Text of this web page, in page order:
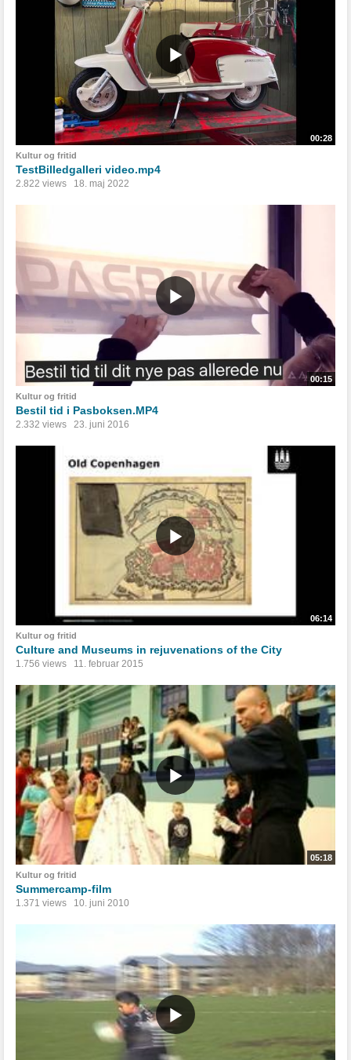
00:28
Kultur og fritid
TestBilledgalleri video.mp4
2.822 views 18. maj 2022
00:15
Kultur og fritid
Bestil tid i Pasboksen.MP4
2.332 views 23. juni 2016
06:14
Kultur og fritid
Culture and Museums in rejuvenations of the City
1.756 views 11. februar 2015
05:18
Kultur og fritid
Summercamp-film
1.371 views 10. juni 2010